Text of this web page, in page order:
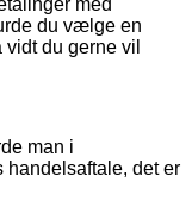
du vælge en
du gerne vil
man i
det er